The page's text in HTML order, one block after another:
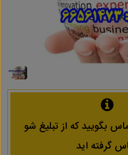
بگویید که از تبلیغ شو
گرفته اید